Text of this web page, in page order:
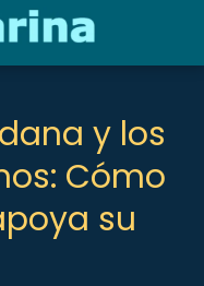
y los
Cómo
su